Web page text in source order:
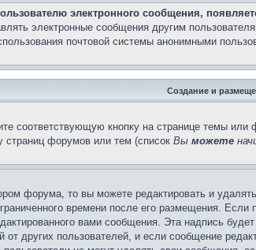
электронного сообщения,
электронные сообщения другим
почтовой системы анонимными
Создание и
соответствующую кнопку на странице темы
форумов или тем (список Вы можете
форума, то вы можете редактировать и
времени после его размещения.
вами сообщения. Эта надпись
других пользователей, и если сообщение